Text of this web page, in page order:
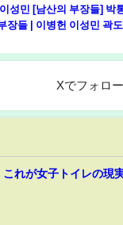
성민 [남산의 부장들] 박
장들 | 이병헌 이성민 곽도
Xでフォロ
これが女子トイレの現